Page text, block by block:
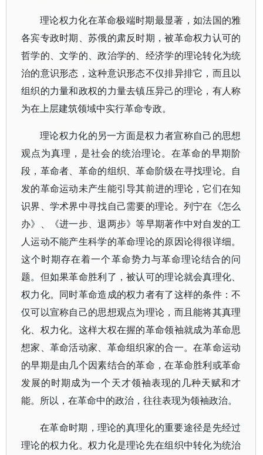
理论权力化在革命极端时期最显著，如法国的雅
各宾专政时期、苏俄的肃反时期，被革命权力认可的
哲学的、文学的、政治学的、经济学的理论转化为统
治的意识形态，这种意识形态不仅排异排它，而且以
组织的力量和政权的力量去镇压异己的理论，有人称
为在上层建筑领域中实行革命专政。
理论权力化的另一方面是权力者宣称自己的思想
观点为真理，是社会的统治理论。在革命的早期阶
段，革命者、革命的组织、革命阶级在寻找理论。自
发的革命运动未产生能引导其前进的理论，它们在知
识界、学术界中寻找自己需要的理论。列宁在《怎么
办》、《进一步、退两步》等早期著作中对自发的工
人运动不能产生科学的革命理论的原因论得很详细。
这个时期存在着一个革命势力与革命理论结合的问
题。但如果革命胜利了，被认可的理论就会真理化、
权力化。同时革命造成的权力者有了这样的条件：不
仅可以宣称自己的思想观点为理论，而且能将其真理
化、权力化。这样大权在握的革命领袖就成为革命思
想家、革命活动家、革命组织家的合一。在革命运动
的早期是由几个因素结合的革命，在革命胜利或革命
发展的时期成为一个天才领袖表现的几种天赋和才
能。所以，在革命中的政治，往往表现为领袖政治。
在革命时期，理论的真理化的重要途径是先经过
理论的权力化。权力化是理论先在组织中转化为统治